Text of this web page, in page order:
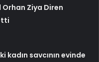
Orhan Ziya Diren
kadın savcının evinde